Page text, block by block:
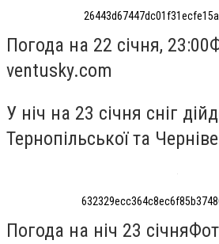
Погода на 22 січня, 23:00
ventusky.com
У ніч на 23 січня сніг
Тернопільської та
Погода на ніч 23 січня